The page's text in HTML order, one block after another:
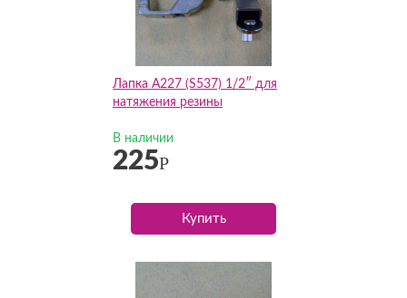
Лапка A227 (S537) 1/2″ для
натяжения резины
В наличии
225Р
Купить